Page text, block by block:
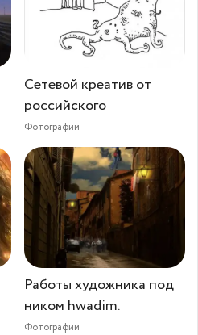
Сетевой креатив от
российского
Фотографии
Работы художника под
ником hwadim.
Фотографии